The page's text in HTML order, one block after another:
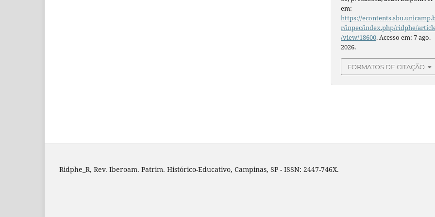
em:
https://
r/inpec/index.php/ridphe/
/view/18600. Acesso em: 7 ago.
2026.
FORMATOS DE CITAÇÃO
Ridphe_R, Rev. Iberoam. Patrim. Histórico-Educativo, Campinas, SP - ISSN: 2447-746X.